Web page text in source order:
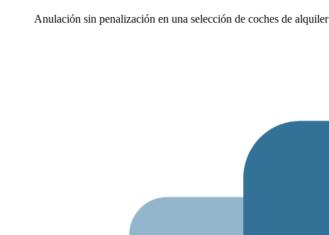
Anulación sin penalización en una selección de coches de alquiler